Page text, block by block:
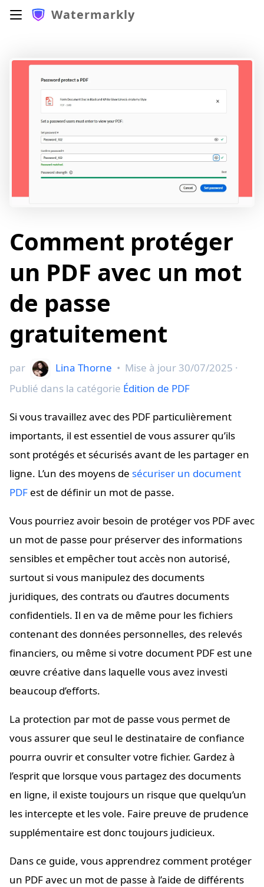
Watermarkly
Comment protéger
un PDF avec un mot
de passe
gratuitement
par Lina Thorne • Mise à jour 30/07/2025 ·
Publié dans la catégorie Édition de PDF
Si vous travaillez avec des PDF particulièrement
importants, il est essentiel de vous assurer qu’ils
sont protégés et sécurisés avant de les partager en
ligne. L’un des moyens de sécuriser un document
PDF est de définir un mot de passe.
Vous pourriez avoir besoin de protéger vos PDF avec
un mot de passe pour préserver des informations
sensibles et empêcher tout accès non autorisé,
surtout si vous manipulez des documents
juridiques, des contrats ou d’autres documents
confidentiels. Il en va de même pour les fichiers
contenant des données personnelles, des relevés
financiers, ou même si votre document PDF est une
œuvre créative dans laquelle vous avez investi
beaucoup d’efforts.
La protection par mot de passe vous permet de
vous assurer que seul le destinataire de confiance
pourra ouvrir et consulter votre fichier. Gardez à
l’esprit que lorsque vous partagez des documents
en ligne, il existe toujours un risque que quelqu’un
les intercepte et les vole. Faire preuve de prudence
supplémentaire est donc toujours judicieux.
Dans ce guide, vous apprendrez comment protéger
un PDF avec un mot de passe à l’aide de différents